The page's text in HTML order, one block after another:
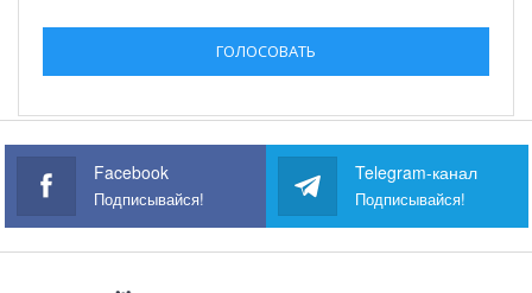
ГОЛОСОВАТЬ
Facebook
Подписывайся!
Telegram-канал
Подписывайся!